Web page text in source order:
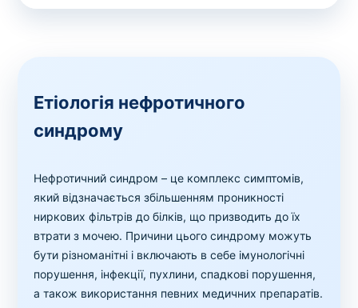
Етіологія нефротичного
синдрому
Нефротичний синдром – це комплекс симптомів,
який відзначається збільшенням проникності
ниркових фільтрів до білків, що призводить до їх
втрати з мочею. Причини цього синдрому можуть
бути різноманітні і включають в себе імунологічні
порушення, інфекції, пухлини, спадкові порушення,
а також використання певних медичних препаратів.